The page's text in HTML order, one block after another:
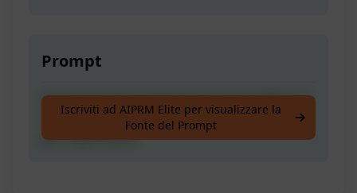
Prompt
Scopri le prime 5 industrie che trarrebbero il
maggior beneficio dal tuo servizio, ordinate
per importanza.
Iscriviti ad AIPRM Elite per visualizzare la
Fonte del Prompt